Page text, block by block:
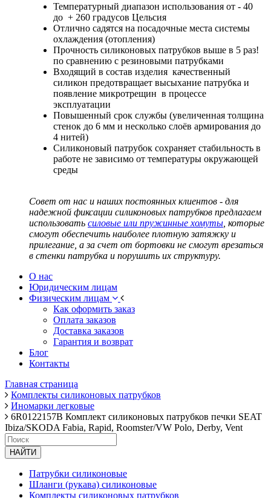
Температурный диапазон использования от - 40
до + 260 градусов Цельсия
Отлично садятся на посадочные места системы
охлаждения (отопления)
Прочность силиконовых патрубков выше в 5 раз!
по сравнению с резиновыми патрубками
Входящий в состав изделия качественный
силикон предотвращает высыхание патрубка и
появление микротрещин в процессе
эксплуатации
Повышенный срок службы (увеличенная толщина
стенок до 6 мм и несколько слоёв армирования до
4 нитей)
Силиконовый патрубок сохраняет стабильность в
работе не зависимо от температуры окружающей
среды
Совет от нас и наших постоянных клиентов - для
надежной фиксации силиконовых патрубков предлагаем
использовать силовые или пружинные хомуты , которые
смогут обеспечить наиболее плотную затяжку и
прилегание, а за счет от бортовки не смогут врезаться
в стенки патрубка и порушить их структуру.
О нас
Юридическим лицам
Физическим лицам
Как оформить заказ
Оплата заказов
Доставка заказов
Гарантия и возврат
Блог
Контакты
Главная страница
Комплекты силиконовых патрубков
Иномарки легковые
6R0122157B Комплект силиконовых патрубков печки SEAT
Ibiza/SKODA Fabia, Rapid, Roomster/VW Polo, Derby, Vent
НАЙТИ
Патрубки силиконовые
Шланги (рукава) силиконовые
Комплекты силиконовых патрубков